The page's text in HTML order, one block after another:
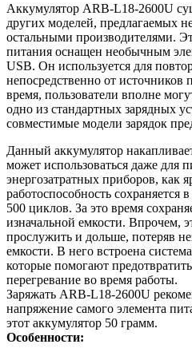
Аккумулятор ARB-L18-2600U
других моделей, предлагаемых
остальными производителями.
питания оснащен необычным
USB. Он используется для
непосредственно от источников
время, пользователи вполне
одно из стандартных зарядных
совместимые модели зарядок
Данный аккумулятор
может использоваться даже для
энергозатратных приборов, как
работоспособность сохраняется
500 циклов. За это время
изначальной емкости. Впрочем,
прослужить и дольше, потеряв
емкости. В него встроена
которые помогают
перегревание во время работы.
Заряжать ARB-L18-2600U
напряжение самого элемента
этот аккумулятор 50 грамм.
Особенности: